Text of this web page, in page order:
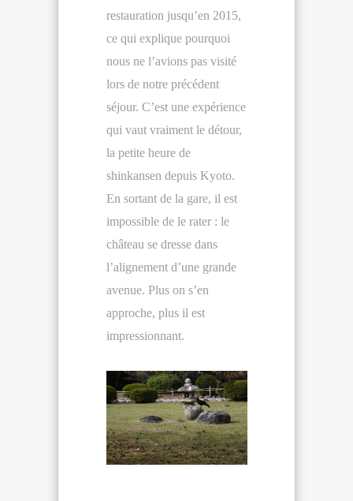
restauration jusqu’en 2015,
ce qui explique pourquoi
nous ne l’avions pas visité
lors de notre précédent
séjour. C’est une expérience
qui vaut vraiment le détour,
la petite heure de
shinkansen depuis Kyoto.
En sortant de la gare, il est
impossible de le rater : le
château se dresse dans
l’alignement d’une grande
avenue. Plus on s’en
approche, plus il est
impressionnant.